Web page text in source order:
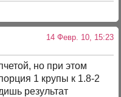
14 Февр. 10, 15:23
но при этом
1 крупы к 1.8-2
результат